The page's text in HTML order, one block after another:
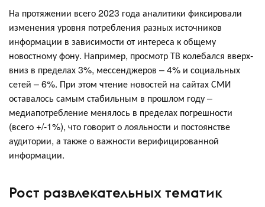
На протяжении всего 2023 года аналитики фиксировали
изменения уровня потребления разных источников
информации в зависимости от интереса к общему
новостному фону. Например, просмотр ТВ колебался вверх-
вниз в пределах 3%, мессенджеров – 4% и социальных
сетей – 6%. При этом чтение новостей на сайтах СМИ
оставалось самым стабильным в прошлом году –
медиапотребление менялось в пределах погрешности
(всего +/-1%), что говорит о лояльности и постоянстве
аудитории, а также о важности верифицированной
информации.
Рост развлекательных тематик